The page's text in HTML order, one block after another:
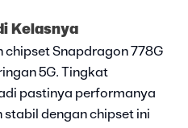
Kelasnya
chipset Snapdragon 778G
5G. Tingkat
pastinya performanya
stabil dengan chipset ini